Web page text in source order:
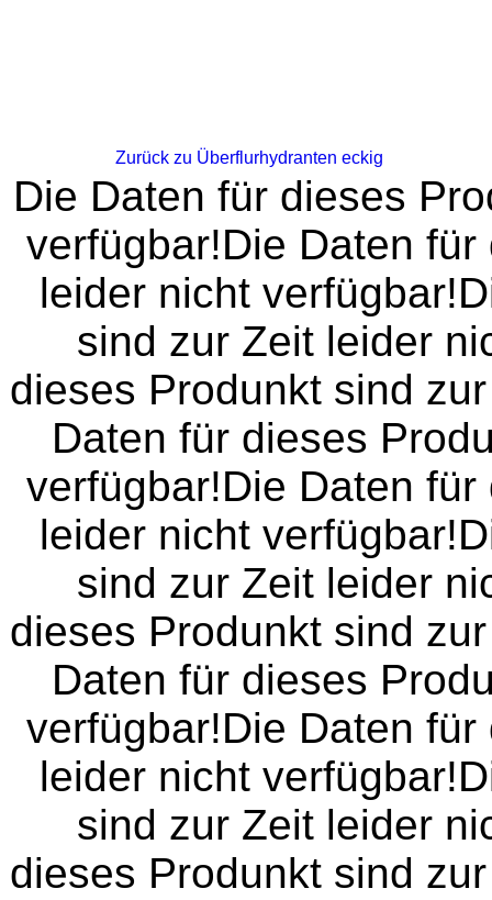
Zurück zu Überflurhydranten eckig
Die Daten für dieses
verfügbar!Die Daten
leider nicht
sind zur Zeit leider
dieses Produnkt sind
Daten für dieses
verfügbar!Die Daten
leider nicht
sind zur Zeit leider
dieses Produnkt sind
Daten für dieses
verfügbar!Die Daten
leider nicht
sind zur Zeit leider
dieses Produnkt sind